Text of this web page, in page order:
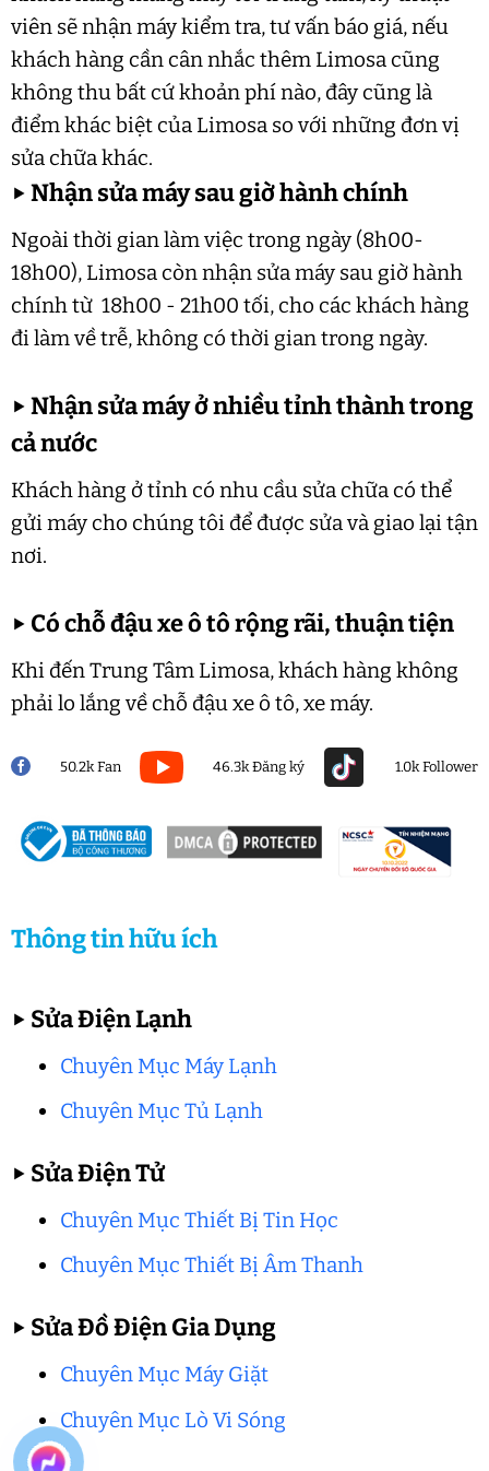
viên sẽ nhận máy kiểm tra, tư vấn báo giá, nếu
khách hàng cần cân nhắc thêm Limosa cũng
không thu bất cứ khoản phí nào, đây cũng là
điểm khác biệt của Limosa so với những đơn vị
sửa chữa khác.
▶Nhận sửa máy sau giờ hành chính
Ngoài thời gian làm việc trong ngày (8h00-
18h00), Limosa còn nhận sửa máy sau giờ hành
chính từ 18h00 - 21h00 tối, cho các khách hàng
đi làm về trễ, không có thời gian trong ngày.
▶Nhận sửa máy ở nhiều tỉnh thành trong
cả nước
Khách hàng ở tỉnh có nhu cầu sửa chữa có thể
gửi máy cho chúng tôi để được sửa và giao lại tận
nơi.
▶ Có chỗ đậu xe ô tô rộng rãi, thuận tiện
Khi đến Trung Tâm Limosa, khách hàng không
phải lo lắng về chỗ đậu xe ô tô, xe máy.
50.2k Fan 46.3k Đăng ký 1.0k Follower
Thông tin hữu ích
▶ Sửa Điện Lạnh
Chuyên Mục Máy Lạnh
Chuyên Mục Tủ Lạnh
▶ Sửa Điện Tử
Chuyên Mục Thiết Bị Tin Học
Chuyên Mục Thiết Bị Âm Thanh
▶ Sửa Đồ Điện Gia Dụng
Chuyên Mục Máy Giặt
Chuyên Mục Lò Vi Sóng